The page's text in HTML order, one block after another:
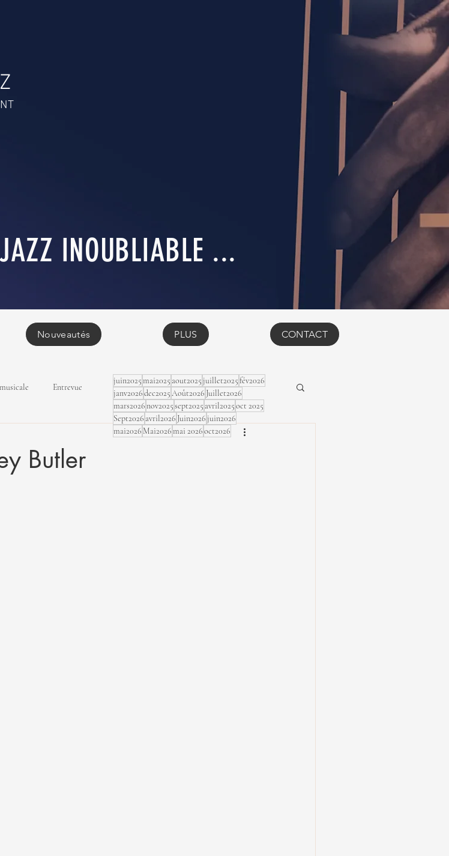
INOUBLIABLE ...
Nouveautés PLUS CONTACT
Entrevue
Butler
juin2025mai2025 aout2025juillet2025fév2026
janv2026dec2025Août2026 Juillet2026
mars2026nov2025sept2025 avril2025oct 2025
Sept2026 avril2026 Juin2026juin2026
mai2026 Mai2026mai 2026oct2026